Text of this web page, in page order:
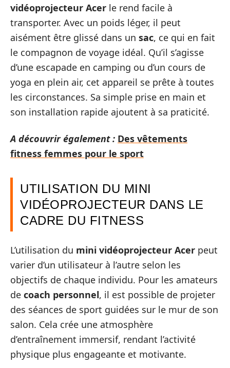
vidéoprojecteur Acer le rend facile à
transporter. Avec un poids léger, il peut
aisément être glissé dans un sac, ce qui en fait
le compagnon de voyage idéal. Qu’il s’agisse
d’une escapade en camping ou d’un cours de
yoga en plein air, cet appareil se prête à toutes
les circonstances. Sa simple prise en main et
son installation rapide ajoutent à sa praticité.
A découvrir également : Des vêtements
fitness femmes pour le sport
UTILISATION DU MINI
VIDÉOPROJECTEUR DANS LE
CADRE DU FITNESS
L’utilisation du mini vidéoprojecteur Acer peut
varier d’un utilisateur à l’autre selon les
objectifs de chaque individu. Pour les amateurs
de coach personnel, il est possible de projeter
des séances de sport guidées sur le mur de son
salon. Cela crée une atmosphère
d’entraînement immersif, rendant l’activité
physique plus engageante et motivante.